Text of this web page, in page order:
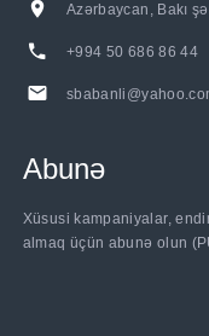
Azərbaycan, Bakı
+994 50 686 86 44
Abunə
Xüsusi kampaniyalar,
almaq üçün abunə olun